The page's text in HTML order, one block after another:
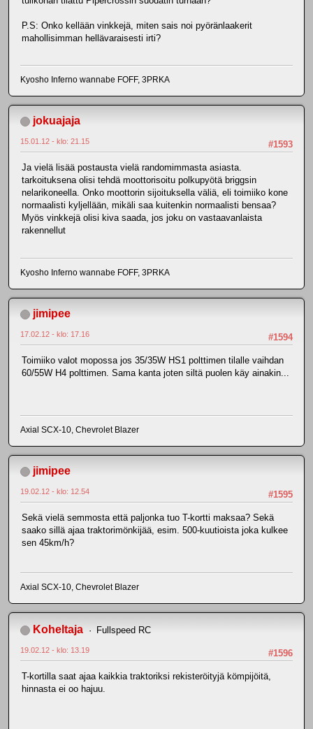
P.S: Onko kellään vinkkejä, miten sais noi pyöränlaakerit
mahollisimman hellävaraisesti irti?
Kyosho Inferno wannabe FOFF, 3PRKA
jokuajaja
#1593
15.01.12 - klo: 21.15
Ja vielä lisää postausta vielä randomimmasta asiasta.
tarkoituksena olisi tehdä moottorisoitu polkupyötä briggsin
nelarikoneella. Onko moottorin sijoituksella väliä, eli toimiiko kone
normaalisti kyljellään, mikäli saa kuitenkin normaalisti bensaa?
Myös vinkkejä olisi kiva saada, jos joku on vastaavanlaista
rakennellut
Kyosho Inferno wannabe FOFF, 3PRKA
jimipee
#1594
17.02.12 - klo: 17.16
Toimiiko valot mopossa jos 35/35W HS1 polttimen tilalle vaihdan
60/55W H4 polttimen. Sama kanta joten siltä puolen käy ainakin...
Axial SCX-10, Chevrolet Blazer
jimipee
#1595
19.02.12 - klo: 12.54
Sekä vielä semmosta että paljonka tuo T-kortti maksaa? Sekä
saako sillä ajaa traktorimönkijää, esim. 500-kuutioista joka kulkee
sen 45km/h?
Axial SCX-10, Chevrolet Blazer
Koheltaja Fullspeed RC
#1596
19.02.12 - klo: 13.19
T-kortilla saat ajaa kaikkia traktoriksi rekisteröityjä kömpijöitä,
hinnasta ei oo hajuu.